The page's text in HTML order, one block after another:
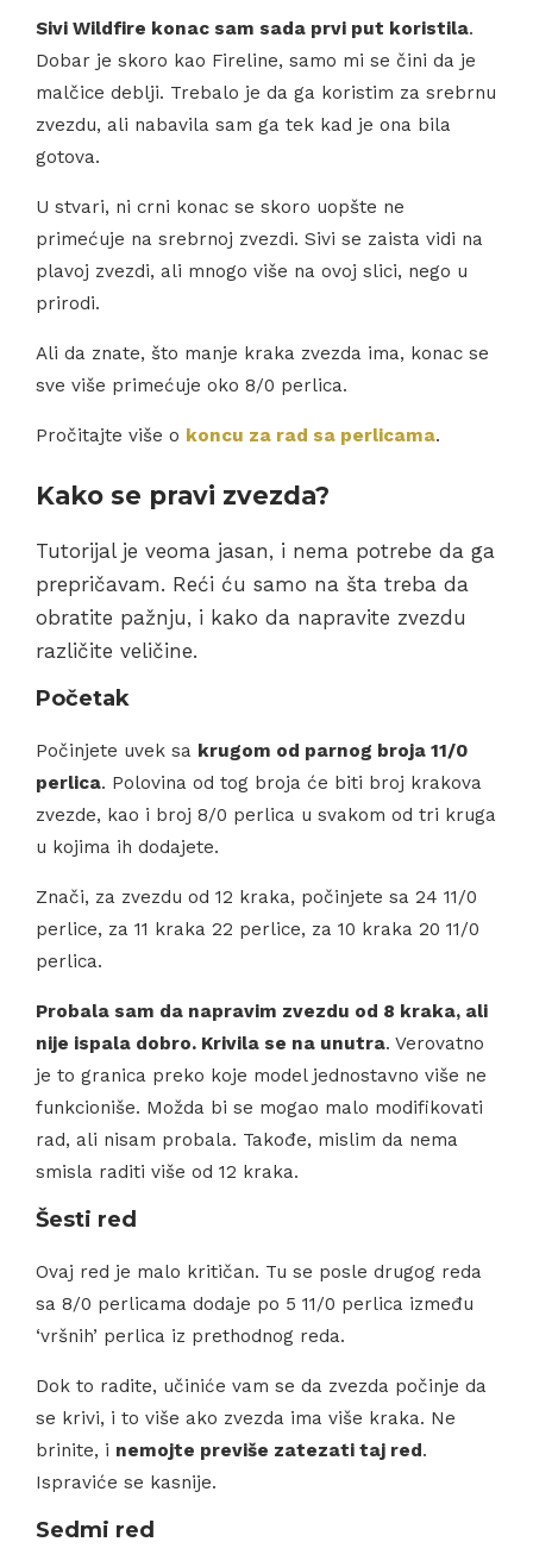
Sivi Wildfire konac sam sada prvi put koristila.
Dobar je skoro kao Fireline, samo mi se čini da je
malčice deblji. Trebalo je da ga koristim za srebrnu
zvezdu, ali nabavila sam ga tek kad je ona bila
gotova.
U stvari, ni crni konac se skoro uopšte ne
primećuje na srebrnoj zvezdi. Sivi se zaista vidi na
plavoj zvezdi, ali mnogo više na ovoj slici, nego u
prirodi.
Ali da znate, što manje kraka zvezda ima, konac se
sve više primećuje oko 8/0 perlica.
Pročitajte više o koncu za rad sa perlicama.
Kako se pravi zvezda?
Tutorijal je veoma jasan, i nema potrebe da ga
prepričavam. Reći ću samo na šta treba da
obratite pažnju, i kako da napravite zvezdu
različite veličine.
Početak
Počinjete uvek sa krugom od parnog broja 11/0
perlica. Polovina od tog broja će biti broj krakova
zvezde, kao i broj 8/0 perlica u svakom od tri kruga
u kojima ih dodajete.
Znači, za zvezdu od 12 kraka, počinjete sa 24 11/0
perlice, za 11 kraka 22 perlice, za 10 kraka 20 11/0
perlica.
Probala sam da napravim zvezdu od 8 kraka, ali
nije ispala dobro. Krivila se na unutra. Verovatno
je to granica preko koje model jednostavno više ne
funkcioniše. Možda bi se mogao malo modifikovati
rad, ali nisam probala. Takođe, mislim da nema
smisla raditi više od 12 kraka.
Šesti red
Ovaj red je malo kritičan. Tu se posle drugog reda
sa 8/0 perlicama dodaje po 5 11/0 perlica između
‘vršnih’ perlica iz prethodnog reda.
Dok to radite, učiniće vam se da zvezda počinje da
se krivi, i to više ako zvezda ima više kraka. Ne
brinite, i nemojte previše zatezati taj red .
Ispraviće se kasnije.
Sedmi red